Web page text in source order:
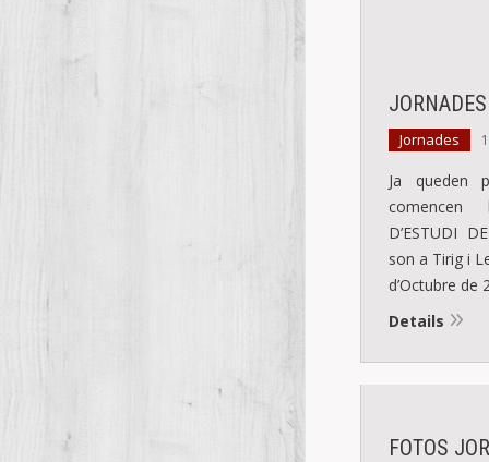
Jornades
Ja queden
comencen
D’ESTUDI
son a Tirig i
d’Octubre de
Details
FOTOS